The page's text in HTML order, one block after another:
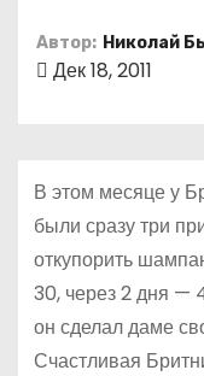
Автор: Николай
Дек 18, 2011
В этом месяце у
были сразу три
откупорить
30, через 2 дня —
он сделал даме
Счастливая